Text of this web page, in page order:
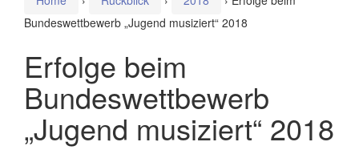
Bundeswettbewerb „Jugend musiziert“ 2018
Erfolge beim
Bundeswettbewerb
„Jugend musiziert“ 2018